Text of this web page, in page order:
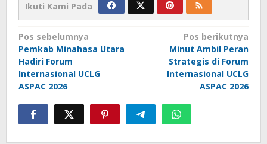
Ikuti Kami Pada
Navigasi
pos
Pos sebelumnya
Pemkab Minahasa Utara
Hadiri Forum
Internasional UCLG
ASPAC 2026
Pos berikutnya
Minut Ambil Peran
Strategis di Forum
Internasional UCLG
ASPAC 2026